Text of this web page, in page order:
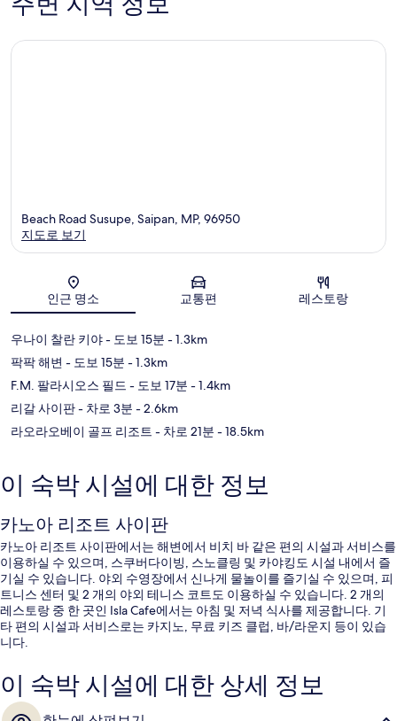
개
지도
Beach Road Susupe, Saipan, MP, 96950
지도로 보기
인근 명소 교통편 레스토랑
우나이 찰란 키야- 도보 15분 - 1.3km
팍팍 해변 - 도보 15분 - 1.3km
F.M. 팔라시오스 필드 - 도보 17분 - 1.4km
리갈 사이판- 차로 3분 - 2.6km
라오라오베이 골프 리조트 - 차로 21분 - 18.5km
이 숙박 시설에 대한 정보
카노아 리조트 사이판
카노아 리조트 사이판에서는 해변에서 비치 바 같은 편의 시설과 서비스를
이용하실 수 있으며, 스쿠버다이빙, 스노클링 및 카야킹도 시설 내에서 즐
기실 수 있습니다. 야외 수영장에서 신나게 물놀이를 즐기실 수 있으며, 피
트니스 센터 및 2 개의 야외 테니스 코트도 이용하실 수 있습니다. 2 개의
레스토랑 중 한 곳인 Isla Cafe에서는 아침 및 저녁 식사를 제공합니다. 기
타 편의 시설과 서비스로는 카지노, 무료 키즈 클럽, 바/라운지 등이 있습
니다.
이 숙박 시설에 대한 상세 정보